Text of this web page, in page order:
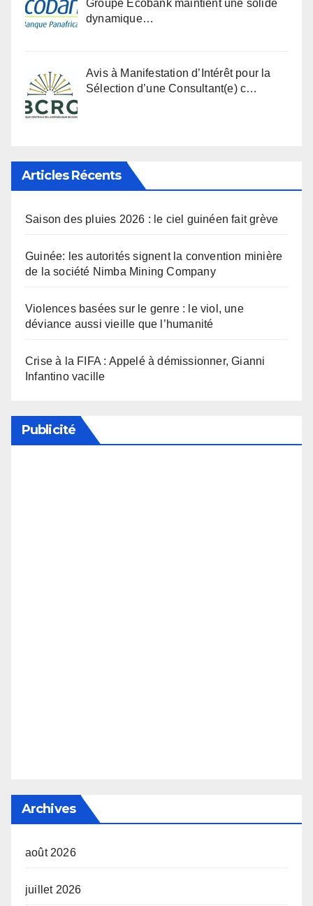
Groupe Ecobank maintient une solide
dynamique…
Avis à Manifestation d’Intérêt pour la
Sélection d’une Consultant(e) c…
Articles Récents
Saison des pluies 2026 : le ciel guinéen fait grève
Guinée: les autorités signent la convention minière
de la société Nimba Mining Company
Violences basées sur le genre : le viol, une
déviance aussi vieille que l’humanité
Crise à la FIFA : Appelé à démissionner, Gianni
Infantino vacille
Publicité
Archives
août 2026
juillet 2026